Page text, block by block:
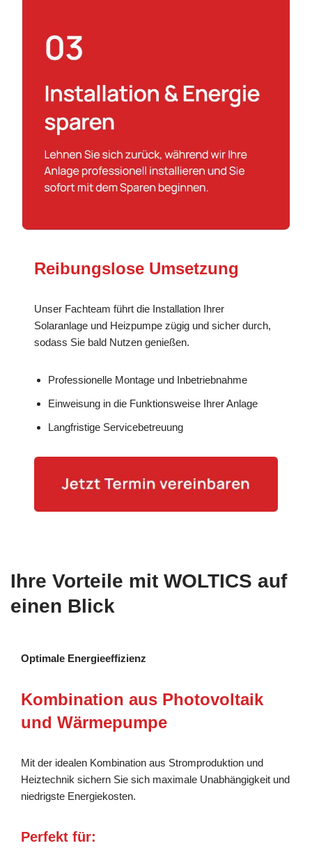
Reibungslose Umsetzung
Unser Fachteam führt die Installation Ihrer
Solaranlage und Heizpumpe zügig und sicher durch,
sodass Sie bald Nutzen genießen.
Professionelle Montage und Inbetriebnahme
Einweisung in die Funktionsweise Ihrer Anlage
Langfristige Servicebetreuung
Ihre Vorteile mit WOLTICS auf
einen Blick
Optimale Energieeffizienz
Kombination aus Photovoltaik
und Wärmepumpe
Mit der idealen Kombination aus Stromproduktion und
Heiztechnik sichern Sie sich maximale Unabhängigkeit und
niedrigste Energiekosten.
Perfekt für: